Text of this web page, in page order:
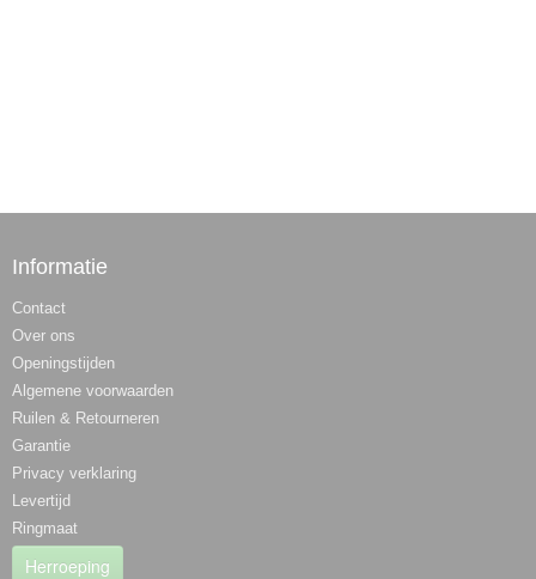
Informatie
Contact
Over ons
Openingstijden
Algemene voorwaarden
Ruilen & Retourneren
Garantie
Privacy verklaring
Levertijd
Ringmaat
Herroeping